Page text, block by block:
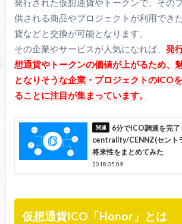
発行された仮想通貨やトークンで、その
供される商品やプロジェクトが利用でき
貨などと交換が可能となります。
その企業やサービスが人気になれば、 発
想通貨やトークンの価値が上がるため、
となりそうな企業・プロジェクトのICO
ることに注目が集まっています。
6分でICO調達を完了
centrality/CENNZ(セント
将来性をまとめてみた
2018.05.09
仮想通貨ICO「Honor」とは